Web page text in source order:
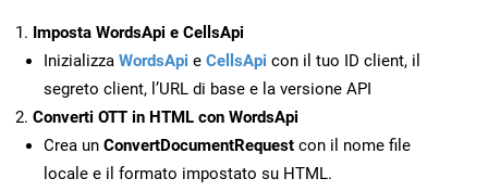
Imposta WordsApi e CellsApi
Inizializza WordsApi e CellsApi con il tuo ID client, il
segreto client, l’URL di base e la versione API
Converti OTT in HTML con WordsApi
Crea un ConvertDocumentRequest con il nome file
locale e il formato impostato su HTML.